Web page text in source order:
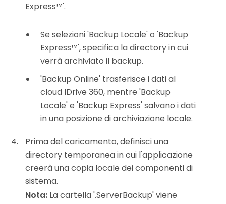
Express™'.
Se selezioni 'Backup Locale' o 'Backup
Express™', specifica la directory in cui
verrà archiviato il backup.
'Backup Online' trasferisce i dati al
cloud IDrive 360, mentre 'Backup
Locale' e 'Backup Express' salvano i dati
in una posizione di archiviazione locale.
Prima del caricamento, definisci una
directory temporanea in cui l'applicazione
creerà una copia locale dei componenti di
sistema.
Nota: La cartella '.ServerBackup' viene